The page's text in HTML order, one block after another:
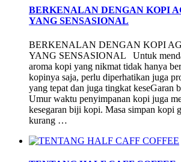
BERKENALAN DENGAN KOPI
YANG SENSASIONAL
BERKENALAN DENGAN KOPI
YANG SENSASIONAL Untuk
aroma kopi yang nikmat tidak hanya
kopinya saja, perlu diperhatikan juga
yang tepat dan juga tingkat keseGaran
Umur waktu penyimpanan kopi juga
kesegaran biji kopi. Masa simpan kopi
kurang …